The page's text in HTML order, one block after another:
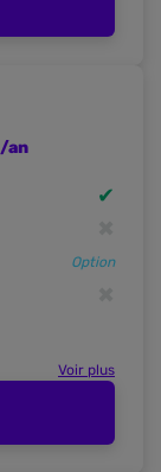
/an
✔
Option
Voir plus